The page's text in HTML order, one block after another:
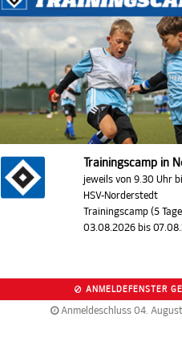
Trainingscamp in
jeweils von 9.30 Uhr
HSV-Norderstedt
Trainingscamp (5
03.08.2026 bis
ANMELDEFENSTER
Anmeldeschluss 04.